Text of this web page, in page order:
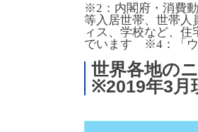
※2：内閣府・消費
等入居世帯、世帯
ィス、学校など、住
でいます ※4：「ウ
世界各地の
※2019年3月